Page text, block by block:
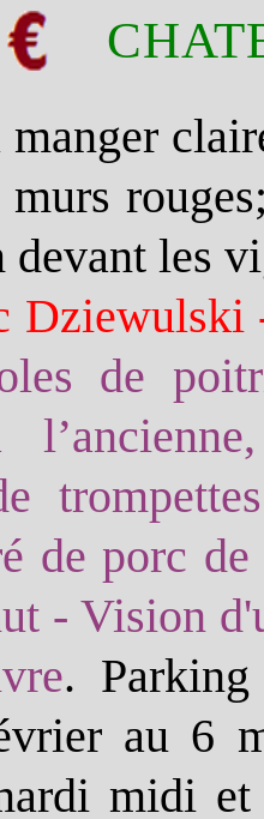
murs
devant les
Dziewulski
de
de porc
- Vision
.
au 6
midi